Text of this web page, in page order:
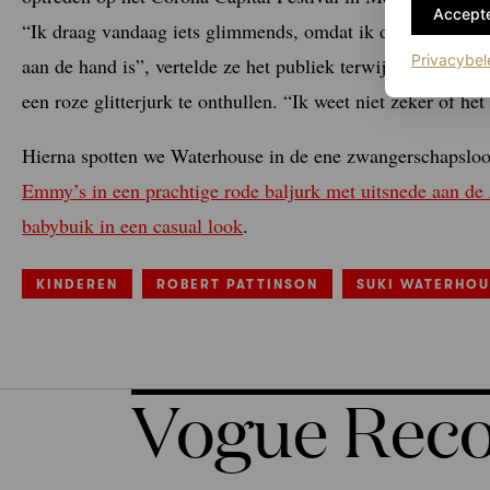
“Ik draag vandaag iets glimmends, omdat ik dacht dat het
aan de hand is”, vertelde ze het publiek terwijl ze een met
een roze glitterjurk te onthullen. “Ik weet niet zeker of het
Hierna spotten we Waterhouse in de ene
Emmy’s in een prachtige rode baljurk met uitsnede aan
babybuik in een casual look.
KINDEREN ROBERT PATTINSON SUKI
Vogue